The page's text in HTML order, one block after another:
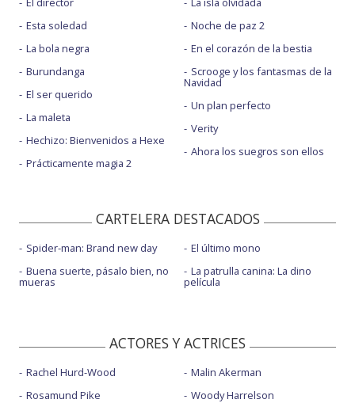
Esta soledad
La bola negra
Burundanga
El ser querido
La maleta
Hechizo: Bienvenidos a Hexe
Prácticamente magia 2
Noche de paz 2
En el corazón de la bestia
Scrooge y los fantasmas de la
Navidad
Un plan perfecto
Verity
Ahora los suegros son ellos
CARTELERA DESTACADOS
Spider-man: Brand new day
Buena suerte, pásalo bien, no
mueras
El último mono
La patrulla canina: La dino
película
ACTORES Y ACTRICES
Rachel Hurd-Wood
Rosamund Pike
Malin Akerman
Woody Harrelson